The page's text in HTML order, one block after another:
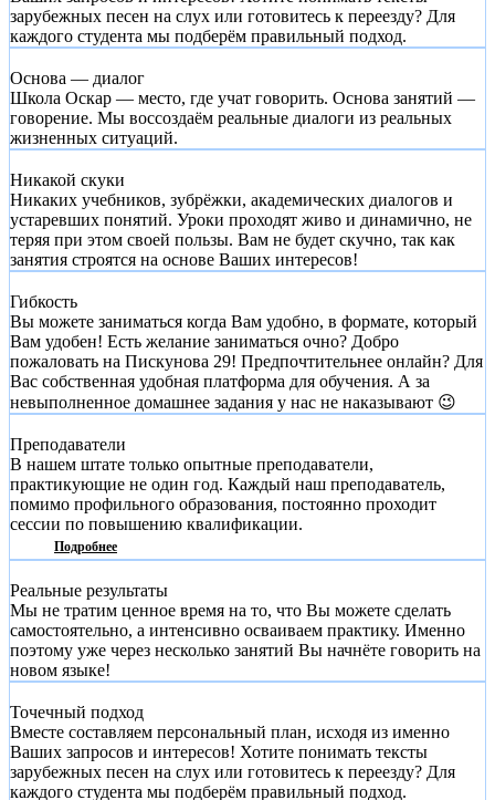
зарубежных песен на слух или готовитесь к переезду? Для
каждого студента мы подберём правильный подход.
Основа — диалог
Школа Оскар — место, где учат говорить. Основа занятий —
говорение. Мы воссоздаём реальные диалоги из реальных
жизненных ситуаций.
Никакой скуки
Никаких учебников, зубрёжки, академических диалогов и
устаревших понятий. Уроки проходят живо и динамично, не
теряя при этом своей пользы. Вам не будет скучно, так как
занятия строятся на основе Ваших интересов!
Гибкость
Вы можете заниматься когда Вам удобно, в формате, который
Вам удобен! Есть желание заниматься очно? Добро
пожаловать на Пискунова 29! Предпочтительнее онлайн? Для
Вас собственная удобная платформа для обучения. А за
невыполненное домашнее задания у нас не наказывают 😉
Преподаватели
В нашем штате только опытные преподаватели,
практикующие не один год. Каждый наш преподаватель,
помимо профильного образования, постоянно проходит
сессии по повышению квалификации.
Подробнее
Реальные результаты
Мы не тратим ценное время на то, что Вы можете сделать
самостоятельно, а интенсивно осваиваем практику. Именно
поэтому уже через несколько занятий Вы начнёте говорить на
новом языке!
Точечный подход
Вместе составляем персональный план, исходя из именно
Ваших запросов и интересов! Хотите понимать тексты
зарубежных песен на слух или готовитесь к переезду? Для
каждого студента мы подберём правильный подход.